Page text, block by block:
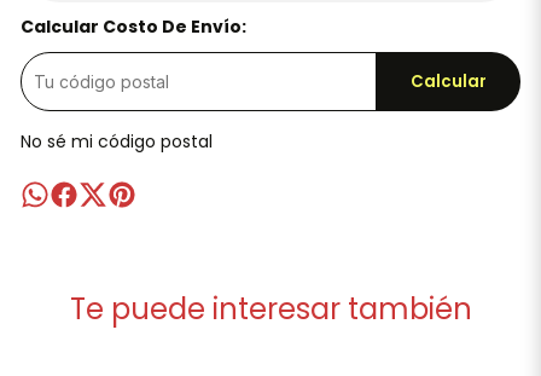
Calcular Costo De Envío:
Calcular
No sé mi código postal
Te puede interesar también